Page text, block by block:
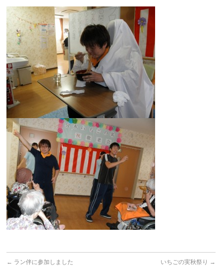
← ラン伴に参加しました いちごの実秋祭り →